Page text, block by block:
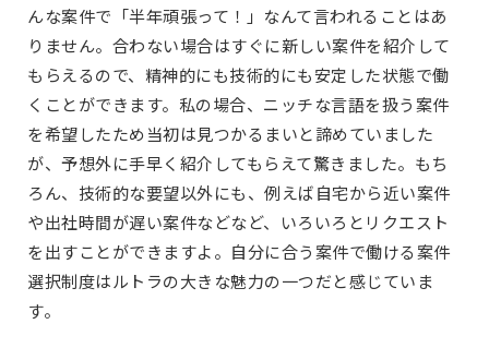
んな案件で「半年頑張って！」なんて言われることはあ
りません。合わない場合はすぐに新しい案件を紹介して
もらえるので、精神的にも技術的にも安定した状態で働
くことができます。私の場合、ニッチな言語を扱う案件
を希望したため当初は見つかるまいと諦めていました
が、予想外に手早く紹介してもらえて驚きました。もち
ろん、技術的な要望以外にも、例えば自宅から近い案件
や出社時間が遅い案件などなど、いろいろとリクエスト
を出すことができますよ。自分に合う案件で働ける案件
選択制度はルトラの大きな魅力の一つだと感じていま
す。